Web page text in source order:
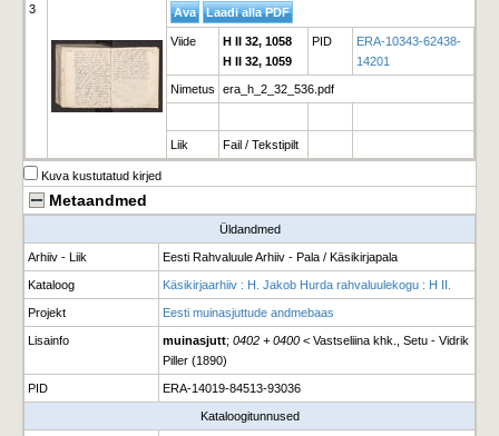
3
Viide
H II 32, 1058
H II 32, 1059
PID
ERA-10343-62438-
14201
Nimetus era_h_2_32_536.pdf
Liik Fail / Tekstipilt
Kuva kustutatud kirjed
Metaandmed
Üldandmed
Arhiiv - Liik Eesti Rahvaluule Arhiiv - Pala / Käsikirjapala
Kataloog Käsikirjaarhiiv : H. Jakob Hurda rahvaluulekogu : H II.
Projekt Eesti muinasjuttude andmebaas
Lisainfo muinasjutt; 0402 + 0400 < Vastseliina khk., Setu - Vidrik
Piller (1890)
PID ERA-14019-84513-93036
Kataloogitunnused